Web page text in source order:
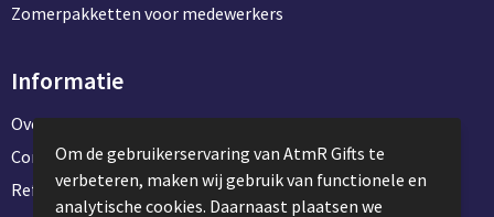
Zomerpakketten voor medewerkers
Informatie
Over ons
Contact en klantenservice
Referentie projecten
Om de gebruikerservaring van AtmR Gifts te
verbeteren, maken wij gebruik van functionele en
analytische cookies. Daarnaast plaatsen we